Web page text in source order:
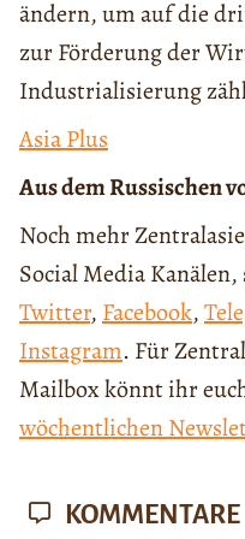
ändern, um auf die
zur Förderung der
Industrialisierung
Asia Plus
Aus dem Russischen
Noch mehr
Social Media
Twitter, Facebook,
Instagram. Für
Mailbox könnt ihr
wöchentlichen
KOMMENTARE